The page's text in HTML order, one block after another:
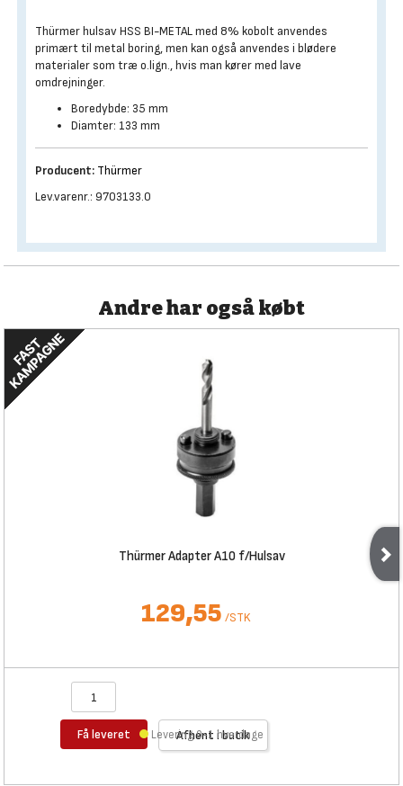
Thürmer hulsav HSS BI-METAL med 8% kobolt anvendes
primært til metal boring, men kan også anvendes i blødere
materialer som træ o.lign., hvis man kører med lave
omdrejninger.
Boredybde: 35 mm
Diamter: 133 mm
Producent: Thürmer
Lev.varenr.: 9703133.0
Andre har også købt
Thürmer Adapter A10 f/Hulsav
129,55 /STK
Få leveret Afhent i butik
Levering 0-1 hverdage